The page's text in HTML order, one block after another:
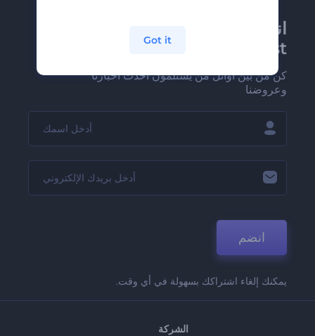
انضم إلى نشرة
Renderforest الإخبارية
كن من بين أوائل من يستلمون أحدث أخبارنا
وعروضنا
انضم
يمكنك إلغاء اشتراكك بسهولة في أي وقت.
الشركة
Got it